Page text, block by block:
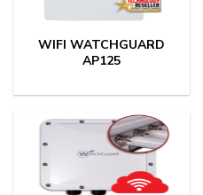
WIFI WATCHGUARD
AP125